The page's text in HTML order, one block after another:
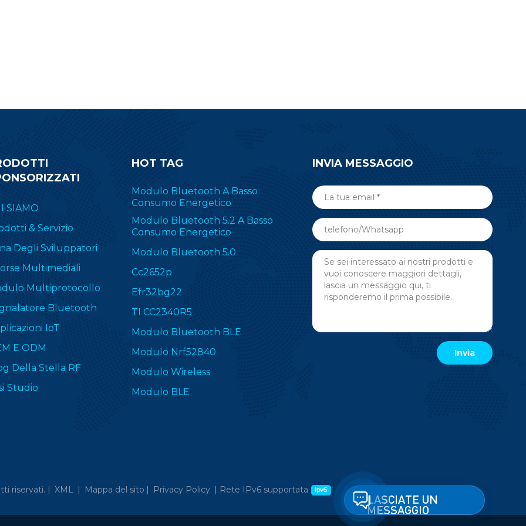
SIAMO
& Servizio
Degli Sviluppatori
Multimediali
Multiprotocollo
Bluetooth
IoT
E ODM
Della Stella RF
Studio
HOT TAG
Modulo Bluetooth A Basso
Consumo Energetico
Modulo Bluetooth 5.2 A Basso
Consumo Energetico
Modulo Bluetooth 5.0
Cc2652p
Efr32bg22
TI CC2340R5
Modulo Bluetooth BLE
Modulo Nrf52840
Modulo Wireless
Modulo BLE
INVIA MESSAGGIO
riservati. | XML | Mappa del sito | Privacy Policy | Rete IPv6 supportata
LASCIATE UN
MESSAGGIO